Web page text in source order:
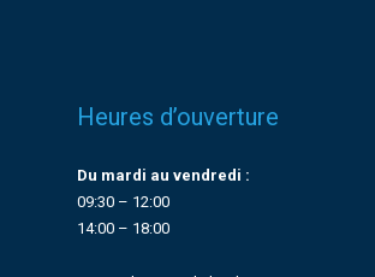
Heures d’ouverture
Du mardi au vendredi :
09:30 – 12:00
14:00 – 18:00